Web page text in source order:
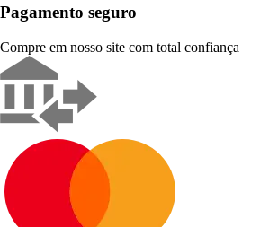
Pagamento seguro
Compre em nosso site com total confiança